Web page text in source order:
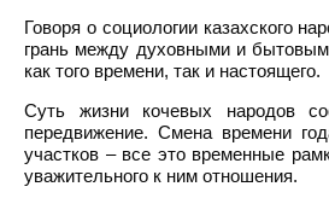
Говоря о социологии казахского
грань между духовными и
как того времени, так и настоящего.
Суть жизни кочевых народов
передвижение. Смена времени
участков – все это временные
уважительного к ним отношения.